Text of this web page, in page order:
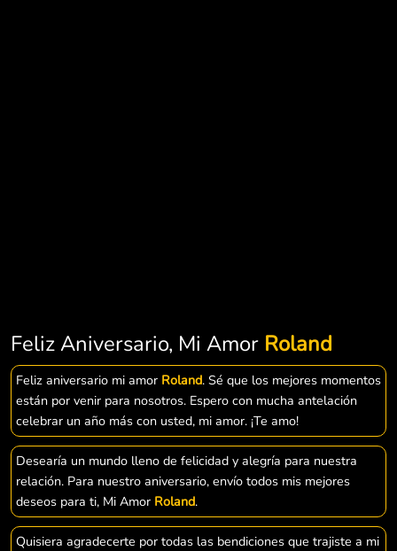
Feliz Aniversario, Mi Amor Roland
Feliz aniversario mi amor Roland. Sé que los mejores momentos
están por venir para nosotros. Espero con mucha antelación
celebrar un año más con usted, mi amor. ¡Te amo!
Desearía un mundo lleno de felicidad y alegría para nuestra
relación. Para nuestro aniversario, envío todos mis mejores
deseos para ti, Mi Amor Roland.
Quisiera agradecerte por todas las bendiciones que trajiste a mi